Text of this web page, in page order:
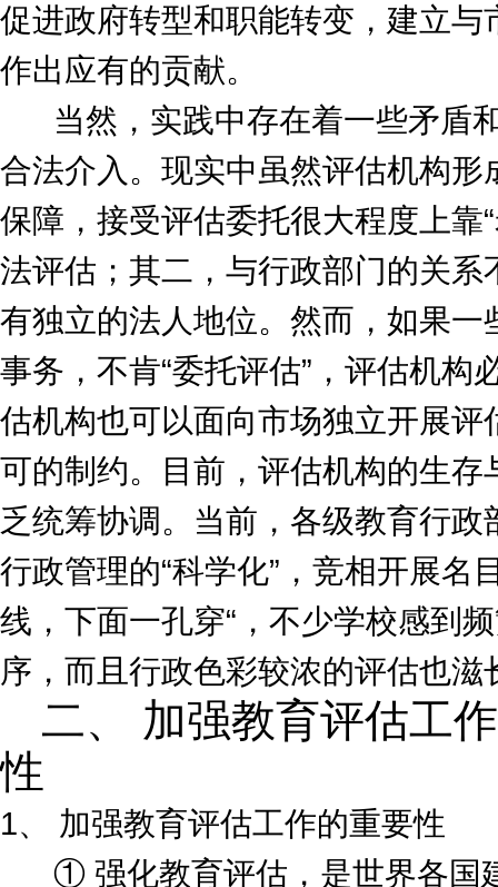
促进政府转型和职能转变，建立
作出应有的贡献。
当然，实践中存在着一些矛盾
合法介入。现实中虽然评估机构
保障，接受评估委托很大程度上靠
法评估；其二，与行政部门的关
有独立的法人地位。然而，如果一
事务，不肯“委托评估”，评估机构
估机构也可以面向市场独立开展
可的制约。目前，评估机构的生
乏统筹协调。当前，各级教育行政
行政管理的“科学化”，竞相开展名
线，下面一孔穿“，不少学校感到
序，而且行政色彩较浓的评估也
二、 加强教育评估工
性
1、 加强教育评估工作的重要性
① 强化教育评估，是世界各国建